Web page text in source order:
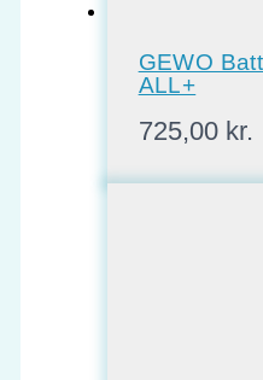
GEWO
ALL+
725,00 kr.